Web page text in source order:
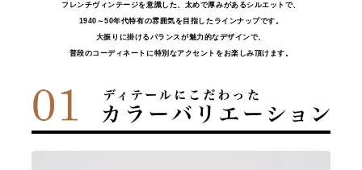
フレンチヴィンテージを意識した、太めで厚みがあるシルエットで、
1940～50年代特有の雰囲気を目指したラインナップです。
大振りに掛けるバランスが魅力的なデザインで、
普段のコーディネートに特別なアクセントをお楽しみ頂けます。